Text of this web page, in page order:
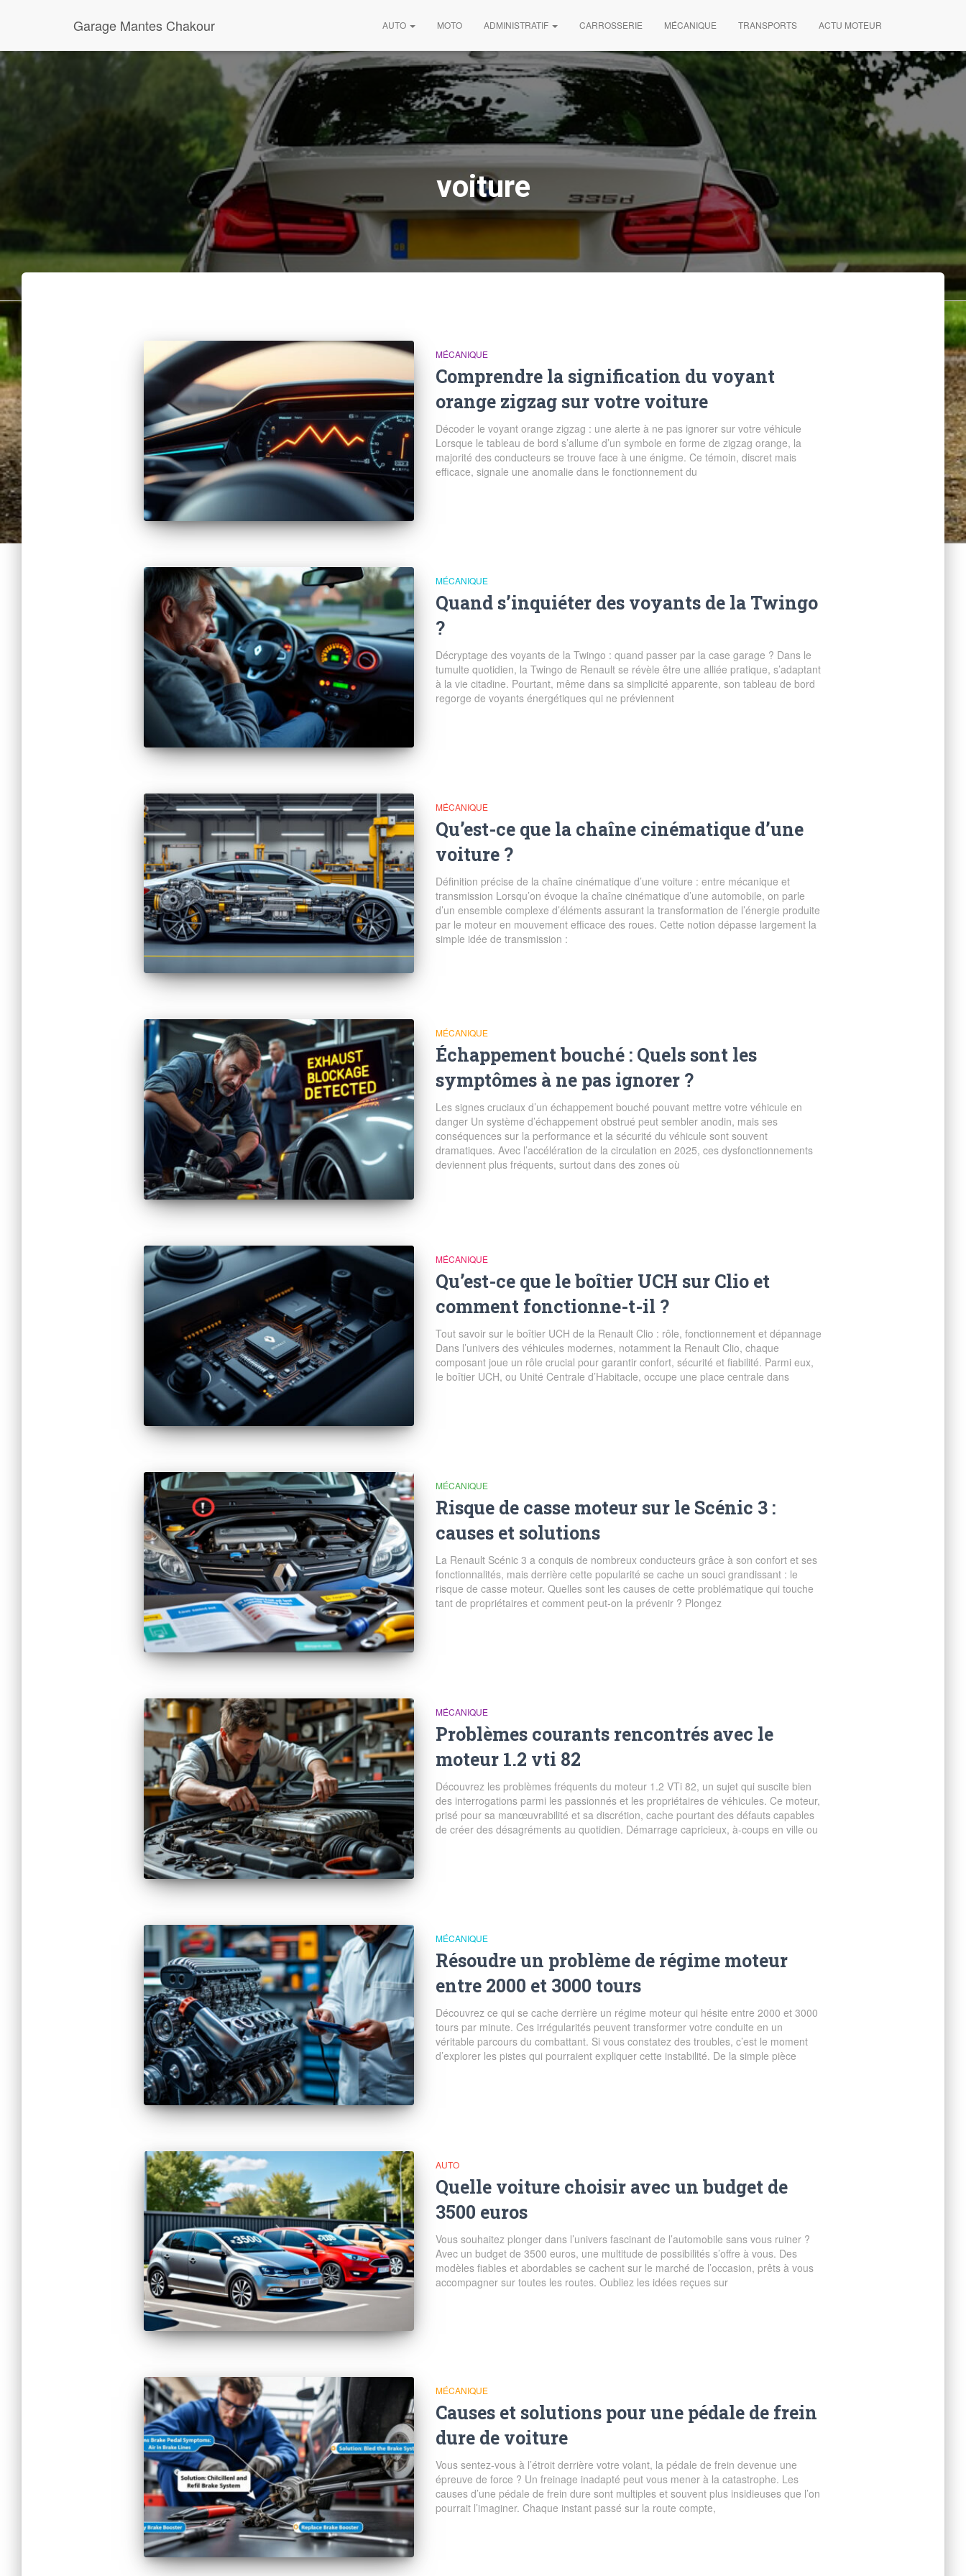
Garage Mantes Chakour AUTO MOTO ADMINISTRATIF CARROSSERIE MÉCANIQUE TRANSPORTS ACTU MOTEUR
voiture
MÉCANIQUE
Comprendre la signification du voyant
orange zigzag sur votre voiture
Décoder le voyant orange zigzag : une alerte à ne pas ignorer sur votre véhicule
Lorsque le tableau de bord s’allume d’un symbole en forme de zigzag orange, la
majorité des conducteurs se trouve face à une énigme. Ce témoin, discret mais
efficace, signale une anomalie dans le fonctionnement du
MÉCANIQUE
Quand s’inquiéter des voyants de la Twingo
?
Décryptage des voyants de la Twingo : quand passer par la case garage ? Dans le
tumulte quotidien, la Twingo de Renault se révèle être une alliée pratique, s’adaptant
à la vie citadine. Pourtant, même dans sa simplicité apparente, son tableau de bord
regorge de voyants énergétiques qui ne préviennent
MÉCANIQUE
Qu’est-ce que la chaîne cinématique d’une
voiture ?
Définition précise de la chaîne cinématique d’une voiture : entre mécanique et
transmission Lorsqu’on évoque la chaîne cinématique d’une automobile, on parle
d’un ensemble complexe d’éléments assurant la transformation de l’énergie produite
par le moteur en mouvement efficace des roues. Cette notion dépasse largement la
simple idée de transmission :
MÉCANIQUE
Échappement bouché : Quels sont les
symptômes à ne pas ignorer ?
Les signes cruciaux d’un échappement bouché pouvant mettre votre véhicule en
danger Un système d’échappement obstrué peut sembler anodin, mais ses
conséquences sur la performance et la sécurité du véhicule sont souvent
dramatiques. Avec l’accélération de la circulation en 2025, ces dysfonctionnements
deviennent plus fréquents, surtout dans des zones où
MÉCANIQUE
Qu’est-ce que le boîtier UCH sur Clio et
comment fonctionne-t-il ?
Tout savoir sur le boîtier UCH de la Renault Clio : rôle, fonctionnement et dépannage
Dans l’univers des véhicules modernes, notamment la Renault Clio, chaque
composant joue un rôle crucial pour garantir confort, sécurité et fiabilité. Parmi eux,
le boîtier UCH, ou Unité Centrale d’Habitacle, occupe une place centrale dans
MÉCANIQUE
Risque de casse moteur sur le Scénic 3 :
causes et solutions
La Renault Scénic 3 a conquis de nombreux conducteurs grâce à son confort et ses
fonctionnalités, mais derrière cette popularité se cache un souci grandissant : le
risque de casse moteur. Quelles sont les causes de cette problématique qui touche
tant de propriétaires et comment peut-on la prévenir ? Plongez
MÉCANIQUE
Problèmes courants rencontrés avec le
moteur 1.2 vti 82
Découvrez les problèmes fréquents du moteur 1.2 VTi 82, un sujet qui suscite bien
des interrogations parmi les passionnés et les propriétaires de véhicules. Ce moteur,
prisé pour sa manœuvrabilité et sa discrétion, cache pourtant des défauts capables
de créer des désagréments au quotidien. Démarrage capricieux, à-coups en ville ou
MÉCANIQUE
Résoudre un problème de régime moteur
entre 2000 et 3000 tours
Découvrez ce qui se cache derrière un régime moteur qui hésite entre 2000 et 3000
tours par minute. Ces irrégularités peuvent transformer votre conduite en un
véritable parcours du combattant. Si vous constatez des troubles, c’est le moment
d’explorer les pistes qui pourraient expliquer cette instabilité. De la simple pièce
AUTO
Quelle voiture choisir avec un budget de
3500 euros
Vous souhaitez plonger dans l’univers fascinant de l’automobile sans vous ruiner ?
Avec un budget de 3500 euros, une multitude de possibilités s’offre à vous. Des
modèles fiables et abordables se cachent sur le marché de l’occasion, prêts à vous
accompagner sur toutes les routes. Oubliez les idées reçues sur
MÉCANIQUE
Causes et solutions pour une pédale de frein
dure de voiture
Vous sentez-vous à l’étroit derrière votre volant, la pédale de frein devenue une
épreuve de force ? Un freinage inadapté peut vous mener à la catastrophe. Les
causes d’une pédale de frein dure sont multiples et souvent plus insidieuses que l’on
pourrait l’imaginer. Chaque instant passé sur la route compte,